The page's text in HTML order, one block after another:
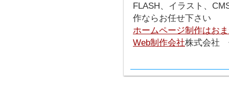
FLASH、イラスト、
作ならお任せ下さい
ホームページ制作はお
Web制作会社株式会社